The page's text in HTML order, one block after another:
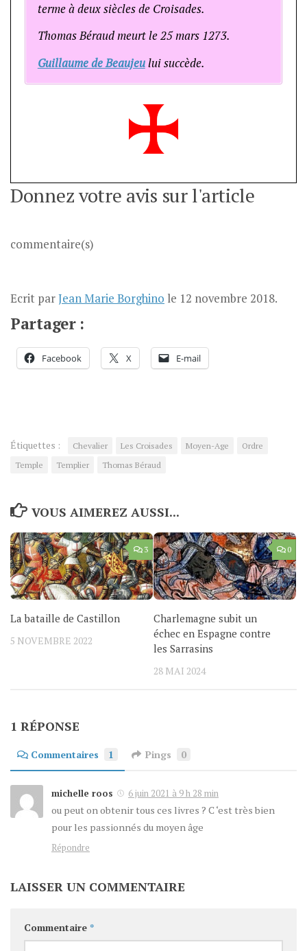
terme à deux siècles de Croisades.
Thomas Béraud meurt le 25 mars 1273.
Guillaume de Beaujeului succède.
Donnez votre avis sur l'article
commentaire(s)
Ecrit parJean Marie Borghino le 12 novembre 2018.
Partager :
Facebook X E-mail
Étiquettes : Chevalier Les Croisades Moyen-Age
Ordre
Temple
Templier Thomas Béraud
VOUS AIMEREZ AUSSI...
3
La bataille de Castillon
5 NOVEMBRE 2022
0
Charlemagne subit un
échec en Espagne contre
les Sarrasins
28 MAI 2024
1 RÉPONSE
Commentaires 1 Pings 0
michelle roos 6 juin 2021 à 9 h 28 min
ou peut on obtenir tous ces livres ? C ‘est très bien
pour les passionnés du moyen âge
Répondre
LAISSER UN COMMENTAIRE
Commentaire *